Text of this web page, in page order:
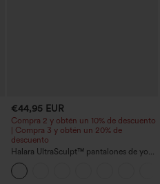
€44,95 EUR
Compra 2 y obtén un 10% de descuento
| Compra 3 y obtén un 20% de
descuento
Halara UltraSculpt™ pantalones de yoga
holgados de talle alto con control
abdominal, rayas color block y bolsillos